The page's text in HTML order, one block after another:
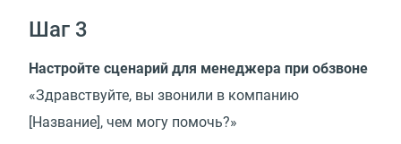
Шаг 3
Настройте сценарий для менеджера при обзвоне
«Здравствуйте, вы звонили в компанию
[Название], чем могу помочь?»